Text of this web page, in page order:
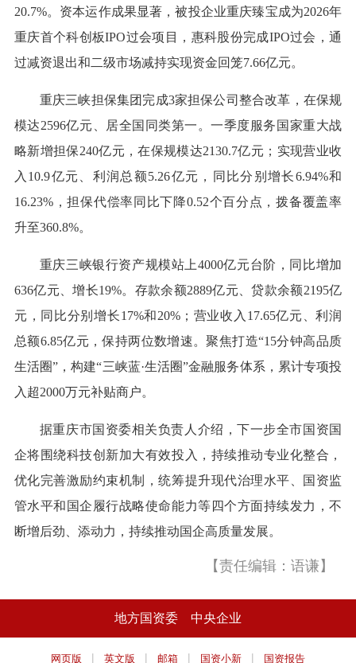
20.7%。资本运作成果显著，被投企业重庆臻宝成为2026年
重庆首个科创板IPO过会项目，惠科股份完成IPO过会，通
过减资退出和二级市场减持实现资金回笼7.66亿元。
重庆三峡担保集团完成3家担保公司整合改革，在保规
模达2596亿元、居全国同类第一。一季度服务国家重大战
略新增担保240亿元，在保规模达2130.7亿元；实现营业收
入10.9亿元、利润总额5.26亿元，同比分别增长6.94%和
16.23%，担保代偿率同比下降0.52个百分点，拨备覆盖率
升至360.8%。
重庆三峡银行资产规模站上4000亿元台阶，同比增加
636亿元、增长19%。存款余额2889亿元、贷款余额2195亿
元，同比分别增长17%和20%；营业收入17.65亿元、利润
总额6.85亿元，保持两位数增速。聚焦打造“15分钟高品质
生活圈”，构建“三峡蓝·生活圈”金融服务体系，累计专项投
入超2000万元补贴商户。
据重庆市国资委相关负责人介绍，下一步全市国资国
企将围绕科技创新加大有效投入，持续推动专业化整合，
优化完善激励约束机制，统筹提升现代治理水平、国资监
管水平和国企履行战略使命能力等四个方面持续发力，不
断增后劲、添动力，持续推动国企高质量发展。
【责任编辑：语谦】
地方国资委 中央企业
网页版 | 英文版 | 邮箱 | 国资小新 | 国资报告